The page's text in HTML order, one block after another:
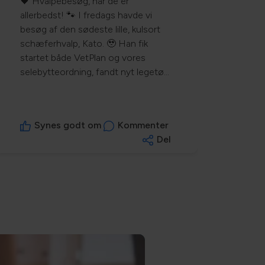
allerbedst! 🐾 I fredags havde vi
besøg af den sødeste lille, kulsort
schæferhvalp, Kato. 🥹 Han fik
startet både VetPlan og vores
selebytteordning, fandt nyt legetøj
ved at være fladt (hvalpelivet er
hårdt 😴), men lidt energi kunne
Synes godt om
Kommenter
Del